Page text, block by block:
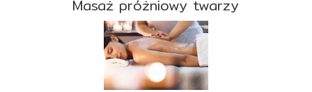
Masaż próżniowy twarzy